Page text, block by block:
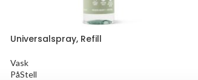
Universalspray, Refill
Vask
PåStell